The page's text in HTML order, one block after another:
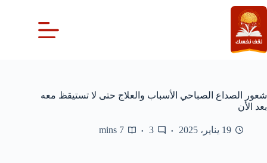
التجاوز
إلى
المحتوى
شعور الصداع الصباحي الأسباب والعلاج حتى لا تستيقظ معه
بعد الأن
19 يناير، 2025 3
7 mins